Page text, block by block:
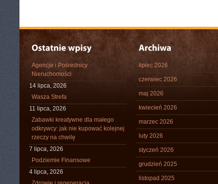
Agencje i Pośrednicy
Nieruchomości
14 lipca, 2026
Wasza Strefa
11 lipca, 2026
Zabawki kreatywne dla małego
odkrywcy: jak nie kupować kolejnej
rzeczy na chwilę
7 lipca, 2026
Podziemie Finansowe
4 lipca, 2026
lipiec 2026
czerwiec 2026
maj 2026
kwiecień 2026
marzec 2026
luty 2026
styczeń 2026
grudzień 2025
listopad 2025